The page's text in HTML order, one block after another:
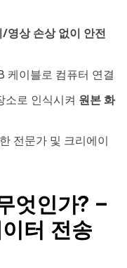
영상 손상 없이 안전
케이블로 컴퓨터 연결
소로 인식시켜 원본 화
전문가 및 크리에이
엇인가? –
터 전송